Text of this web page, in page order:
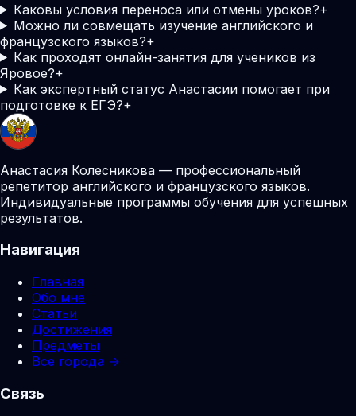
Каковы условия переноса или отмены уроков?+
Можно ли совмещать изучение английского и
французского языков?+
Как проходят онлайн-занятия для учеников из
Яровое?+
Как экспертный статус Анастасии помогает при
подготовке к ЕГЭ?+
Анастасия Колесникова — профессиональный
репетитор английского и французского языков.
Индивидуальные программы обучения для успешных
результатов.
Навигация
Главная
Обо мне
Статьи
Достижения
Предметы
Все города →
Связь